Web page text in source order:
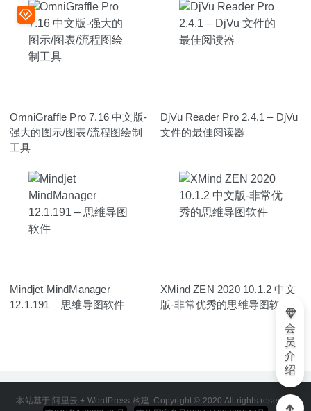
OmniGraffle Pro 7.16 中文版-
强大的图示/图表/流程图绘制
工具
DjVu Reader Pro 2.4.1 – DjVu
文件的最佳阅读器
Mindjet MindManager
12.1.191 – 思维导图软件
XMind ZEN 2020 10.1.2 中文
版-非常优秀的思维导图软件
本站基于 阿里云 + WordPress 构建. Copyright © 2020 All rights reserved
会
员
介
绍